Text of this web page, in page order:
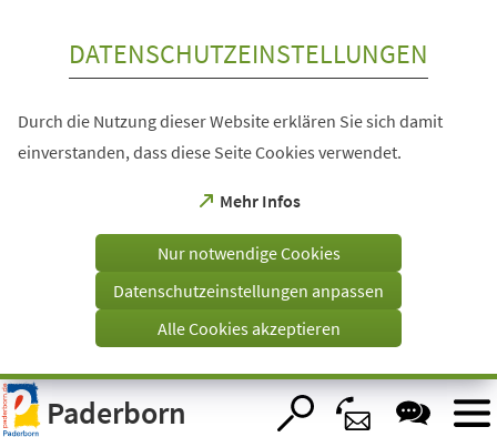
Visuelle
Assistenzsoftware
öffnen.
DATENSCHUTZEINSTELLUNGEN
Durch die Nutzung dieser Website erklären Sie sich damit
einverstanden, dass diese Seite Cookies verwendet.
Mehr Infos
(Öffnet
einem
Tab)
Nur notwendige Cookies
Datenschutzeinstellungen anpassen
Alle Cookies akzeptieren
Paderborn